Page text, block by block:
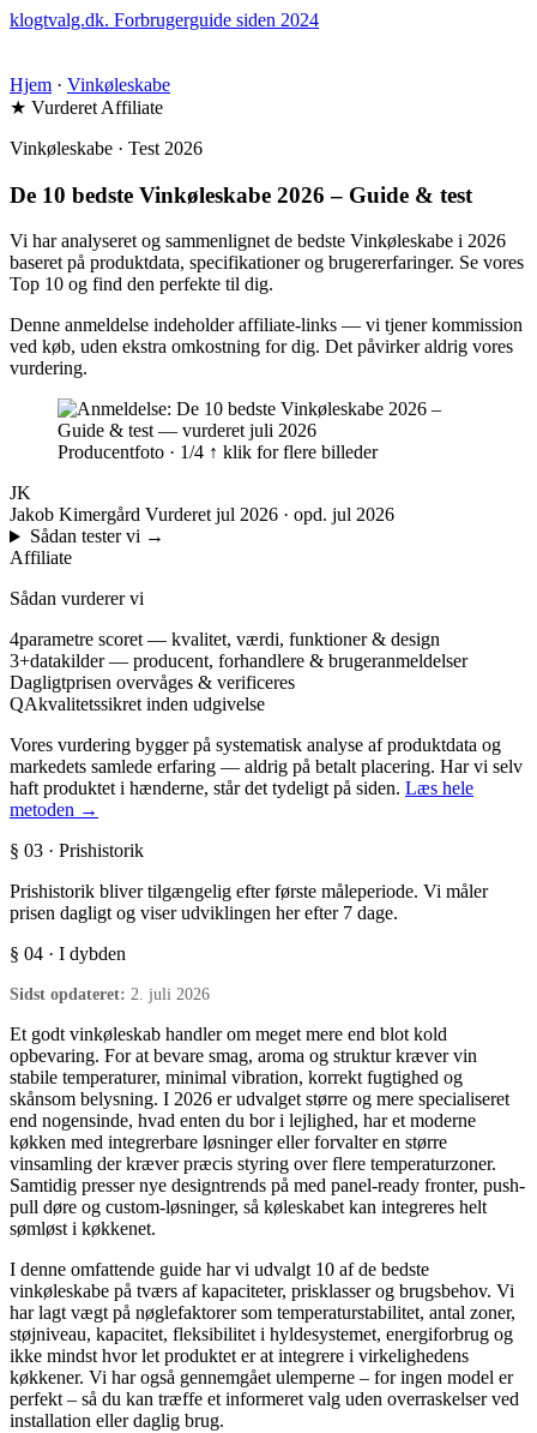
klogtvalg.dk. Forbrugerguide siden 2024
Hjem · Vinkøleskabe
★ Vurderet Affiliate
Vinkøleskabe · Test 2026
De 10 bedste Vinkøleskabe 2026 – Guide & test
Vi har analyseret og sammenlignet de bedste Vinkøleskabe i 2026
baseret på produktdata, specifikationer og brugererfaringer. Se vores
Top 10 og find den perfekte til dig.
Denne anmeldelse indeholder affiliate-links — vi tjener kommission
ved køb, uden ekstra omkostning for dig. Det påvirker aldrig vores
vurdering.
Producentfoto · 1/4 ↑ klik for flere billeder
JK
Jakob Kimergård Vurderet jul 2026 · opd. jul 2026
Sådan tester vi →
Affiliate
Sådan vurderer vi
4parametre scoret — kvalitet, værdi, funktioner & design
3+datakilder — producent, forhandlere & brugeranmeldelser
Dagligtprisen overvåges & verificeres
QAkvalitetssikret inden udgivelse
Vores vurdering bygger på systematisk analyse af produktdata og
markedets samlede erfaring — aldrig på betalt placering. Har vi selv
haft produktet i hænderne, står det tydeligt på siden. Læs hele
metoden →
§ 03 · Prishistorik
Prishistorik bliver tilgængelig efter første måleperiode. Vi måler
prisen dagligt og viser udviklingen her efter 7 dage.
§ 04 · I dybden
Sidst opdateret: 2. juli 2026
Et godt vinkøleskab handler om meget mere end blot kold
opbevaring. For at bevare smag, aroma og struktur kræver vin
stabile temperaturer, minimal vibration, korrekt fugtighed og
skånsom belysning. I 2026 er udvalget større og mere specialiseret
end nogensinde, hvad enten du bor i lejlighed, har et moderne
køkken med integrerbare løsninger eller forvalter en større
vinsamling der kræver præcis styring over flere temperaturzoner.
Samtidig presser nye designtrends på med panel-ready fronter, push-
pull døre og custom-løsninger, så køleskabet kan integreres helt
sømløst i køkkenet.
I denne omfattende guide har vi udvalgt 10 af de bedste
vinkøleskabe på tværs af kapaciteter, prisklasser og brugsbehov. Vi
har lagt vægt på nøglefaktorer som temperaturstabilitet, antal zoner,
støjniveau, kapacitet, fleksibilitet i hyldesystemet, energiforbrug og
ikke mindst hvor let produktet er at integrere i virkelighedens
køkkener. Vi har også gennemgået ulemperne – for ingen model er
perfekt – så du kan træffe et informeret valg uden overraskelser ved
installation eller daglig brug.